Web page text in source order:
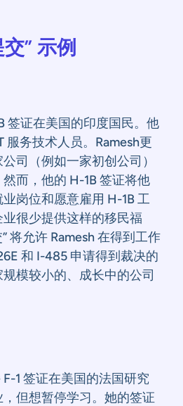
” 示例
签证在美国的印度国民。他
服务技术人员。Ramesh更
司（例如一家初创公司）
而，他的 H-1B 签证将他
岗位和愿意雇用 H-1B 工
很少提供这样的移民福
将允许 Ramesh 在得到工作
和 I-485 申请得到裁决的
模较小的、成长中的公司
1 签证在美国的法国研究
但想暂停学习。她的签证